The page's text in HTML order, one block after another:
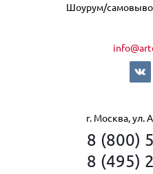
Шоурум/
г. Москва, ул.
8 (800)
8 (495)